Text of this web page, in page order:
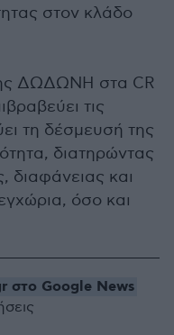
στον κλάδο
ΔΩΔΩΝΗ στα CR
τις
τη δέσμευσή της
διατηρώντας
διαφάνειας και
όσο και
στο Google News